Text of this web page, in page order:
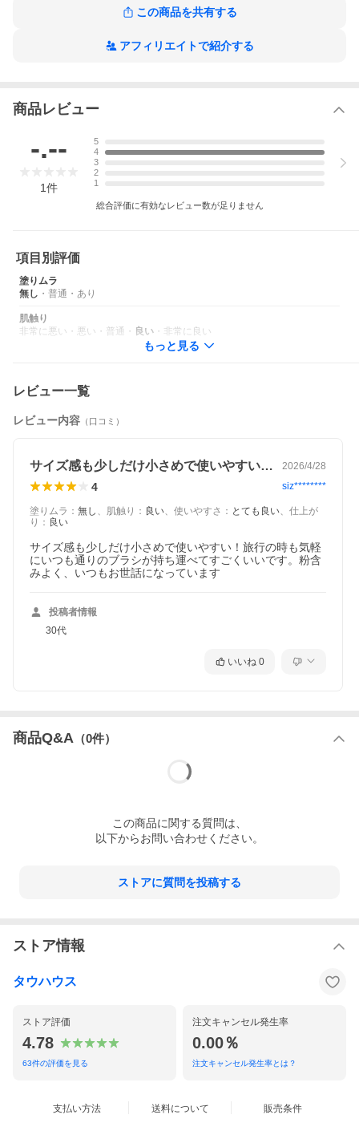
この商品を共有する
アフィリエイトで紹介する
商品レビュー
-.--
1件
5
4
3
2
1
総合評価に有効なレビュー数が足りません
項目別評価
塗りムラ
無し ・ 普通 ・ あり
肌触り
非常に悪い ・ 悪い ・ 普通 ・ 良い ・ 非常に良い
もっと見る
レビュー一覧
レビュー内容 （口コミ）
サイズ感も少しだけ小さめで使いやすい！… 2026/4/28
4 siz********
塗りムラ ： 無し 、 肌触り ： 良い、 使いやすさ ： とても良い、 仕上が
り ： 良い
サイズ感も少しだけ小さめで使いやすい！旅行の時も気軽
にいつも通りのブラシが持ち運べてすごくいいです。粉含
みよく、いつもお世話になっています
投稿者情報
30代
いいね 0
商品Q&A （0件）
この商品に関する質問は、
以下からお問い合わせください。
ストアに質問を投稿する
ストア情報
タウハウス
ストア評価
4.78
63件の評価を見る
注文キャンセル発生率
0.00％
注文キャンセル発生率とは？
支払い方法 送料について 販売条件